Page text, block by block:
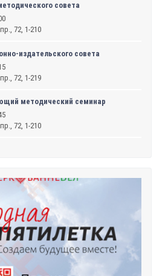
совета
72, 1-210
издательского совета
72, 1-219
методический семинар
72, 1-210